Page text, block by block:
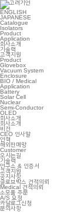
ENGLISH
JAPANESE
Catalogue
Isolators
Product
Application
회사소개
기술력
고객지원
Product
Glovebox
Vacuum System
Enclosure
BIO / Medical
Application
Battery
Solar Cell
Nuclear
Semi-Conductor
OLED
회사소개
회사소개
비전
CEO 인사말
연혁
해외판매망
Customer
오시는길
기술력
연구소 & 인증서
고객지원
공지사항
글로브박스 견적의뢰
Medical 견적의뢰
소모품 주문
A/S 요청
카달로그신청
문의사항